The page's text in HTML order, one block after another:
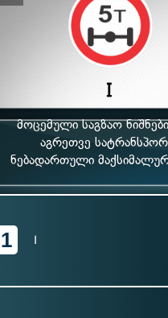
მოცემული საგზაო
აგრეთვე
ნებადართული
1 I